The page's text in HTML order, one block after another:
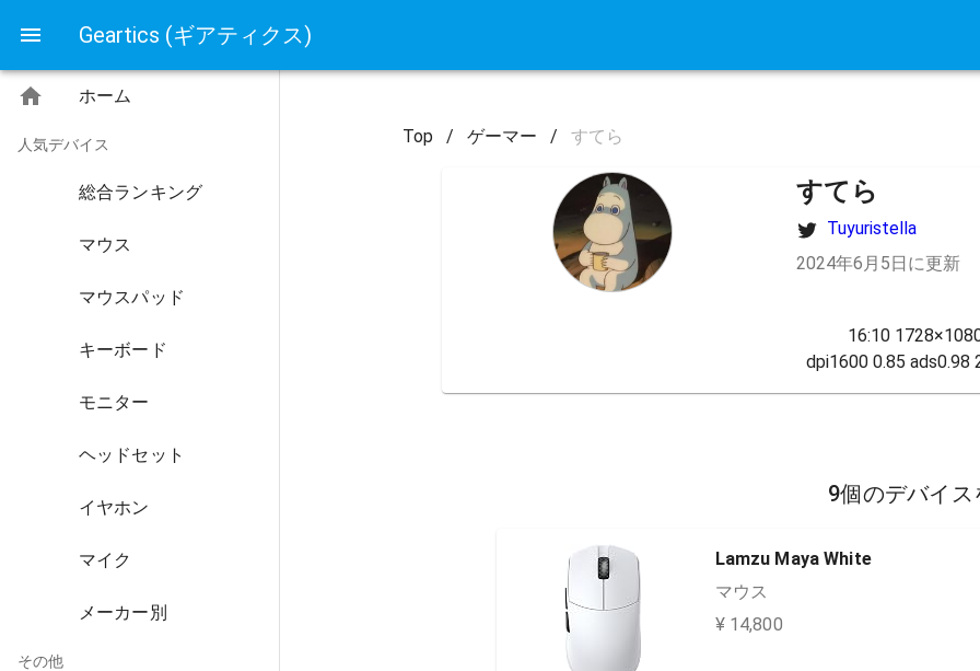
Geartics (ギアティクス)
ホーム
人気デバイス
総合ランキング
マウス
マウスパッド
キーボード
モニター
ヘッドセット
イヤホン
マイク
メーカー別
その他
Top / ゲーマー / すてら
すてら
Tuyuristella
2024年6月5日に更新
16:10
dpi1600 0.85 ads0.98
9個のデバイ
Lamzu Maya White
マウス
¥ 14,800